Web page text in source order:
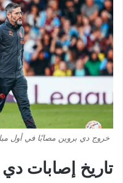
خروج دي بروين مصابًا في أول مباراة
تاريخ إصابات